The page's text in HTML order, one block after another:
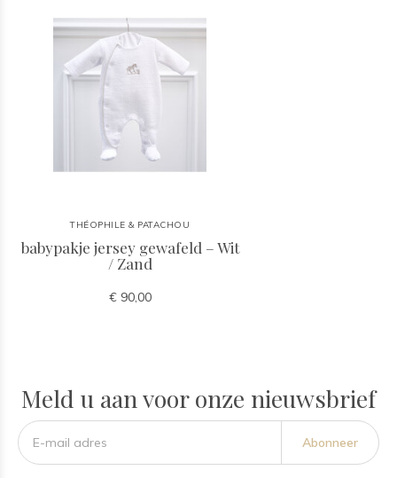
THÉOPHILE & PATACHOU
babypakje jersey gewafeld – Wit
/ Zand
€ 90,00
Meld u aan voor onze nieuwsbrief
Abonneer